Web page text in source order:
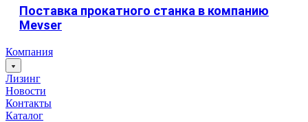
Поставка прокатного станка в компанию
Mevser
Компания
Лизинг
Новости
Контакты
Каталог